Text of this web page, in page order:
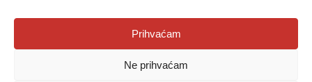
Prihvaćam
Ne prihvaćam
Agencija za odgoj i obrazovanje
Donje Svetice 38, 10000 Zagreb
1778129